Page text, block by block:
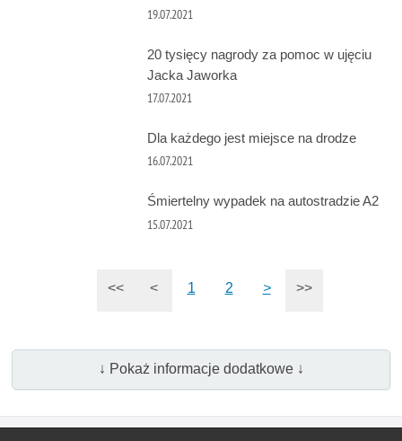
19.07.2021
20 tysięcy nagrody za pomoc w ujęciu
Jacka Jaworka
17.07.2021
Dla każdego jest miejsce na drodze
16.07.2021
Śmiertelny wypadek na autostradzie A2
15.07.2021
<< < 1 2 > >>
↓ Pokaż informacje dodatkowe ↓